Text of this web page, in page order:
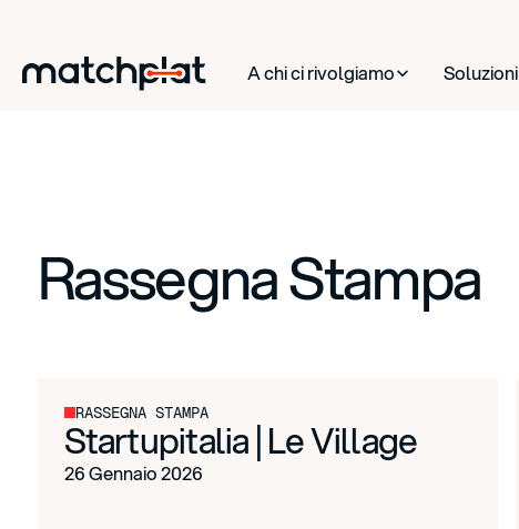
A chi ci rivolgiamo Soluzioni
Rassegna Stampa
RASSEGNA STAMPA
Startupitalia | Le Village
26 Gennaio 2026